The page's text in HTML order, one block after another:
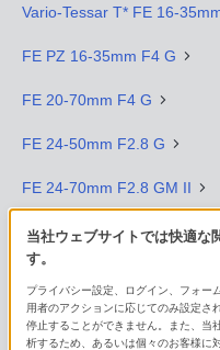
Vario-Tessar T* FE 16-
FE PZ 16-35mm F4 G
FE 20-70mm F4 G
FE 24-50mm F2.8 G
FE 24-70mm F2.8 GM II
FE 24-70mm F2.8 GM
FE 24-105mm F4 G OSS
当社ウェブサイトでは快適な
す。
プライバシー設定、ログイン、フォー
用者のアクションに応じてのみ設定さ
停止することができません。また、当
析するため、あるいは個々のお客様に